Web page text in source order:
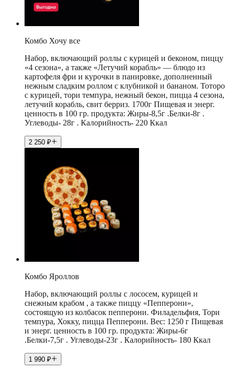
Комбо Хочу все
Набор, включающий роллы с курицей и беконом, пиццу
«4 сезона», а также «Летучий корабль» — блюдо из
картофеля фри и курочки в панировке, дополненный
нежным сладким роллом с клубникой и бананом. Тоторо
с курицей, тори темпура, нежный бекон, пицца 4 сезона,
летучий корабль, свит берриз. 1700г Пищевая и энерг.
ценность в 100 гр. продукта: Жиры-8,5г .Белки-8г .
Углеводы- 28г . Калорийность- 220 Ккал
2 250 ₽
Комбо Яроллов
Набор, включающий роллы с лососем, курицей и
снежным крабом , а также пиццу «Пепперони»,
состоящую из колбасок пепперони. Филадельфия, Тори
темпура, Хокку, пицца Пепперони. Вес: 1250 г Пищевая
и энерг. ценность в 100 гр. продукта: Жиры-6г
.Белки-7,5г . Углеводы-23г . Калорийность- 180 Ккал
1 990 ₽